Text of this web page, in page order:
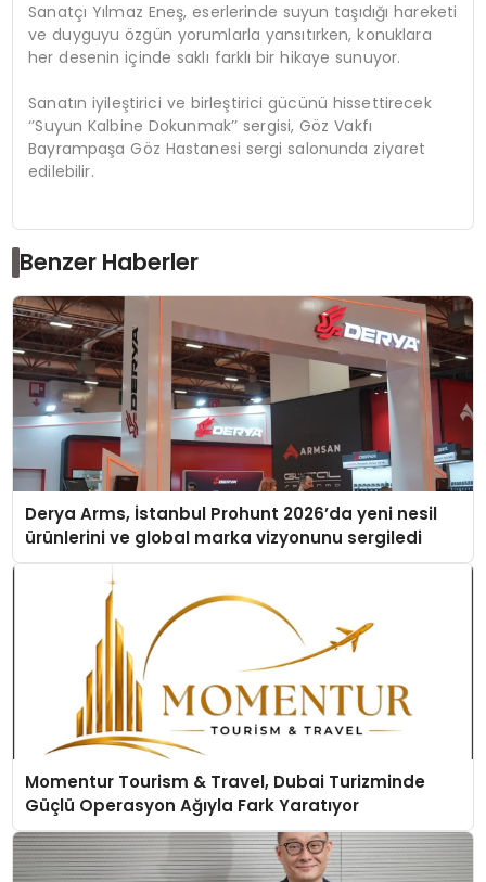
Sanatçı Yılmaz Eneş, eserlerinde suyun taşıdığı hareketi
ve duyguyu özgün yorumlarla yansıtırken, konuklara
her desenin içinde saklı farklı birhikaye sunuyor.
Sanatın iyileştirici ve birleştirici gücünü hissettirecek
‘’Suyun Kalbine Dokunmak’’ sergisi, Göz Vakfı
Bayrampaşa Göz Hastanesi sergi salonunda ziyaret
edilebilir.
Benzer Haberler
Derya Arms, İstanbul Prohunt 2026’da yeni nesil
ürünlerini ve global marka vizyonunu sergiledi
Momentur Tourism & Travel, Dubai Turizminde
Güçlü Operasyon Ağıyla Fark Yaratıyor